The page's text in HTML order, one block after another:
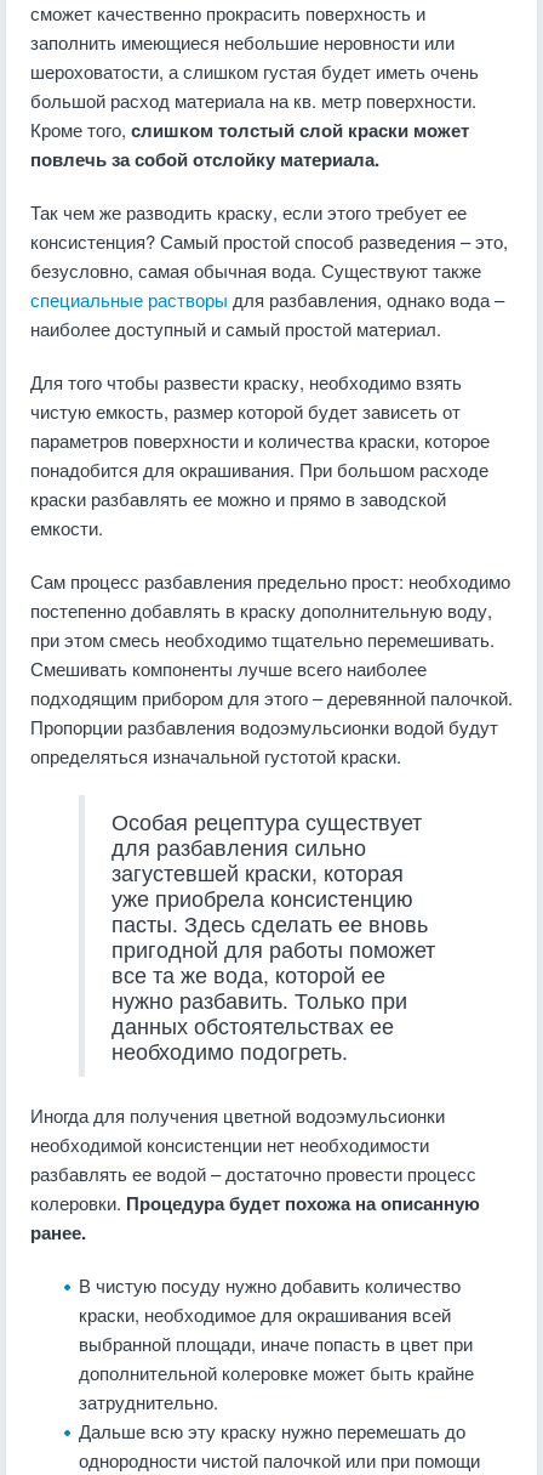
сможет качественно прокрасить поверхность и
заполнить имеющиеся небольшие неровности или
шероховатости, а слишком густая будет иметь очень
большой расход материала на кв. метр поверхности.
Кроме того, слишком толстый слой краски может
повлечь за собой отслойку материала.
Так чем же разводить краску, если этого требует ее
консистенция? Самый простой способ разведения – это,
безусловно, самая обычная вода. Существуют также
специальные растворы для разбавления, однако вода –
наиболее доступный и самый простой материал.
Для того чтобы развести краску, необходимо взять
чистую емкость, размер которой будет зависеть от
параметров поверхности и количества краски, которое
понадобится для окрашивания. При большом расходе
краски разбавлять ее можно и прямо в заводской
емкости.
Сам процесс разбавления предельно прост: необходимо
постепенно добавлять в краску дополнительную воду,
при этом смесь необходимо тщательно перемешивать.
Смешивать компоненты лучше всего наиболее
подходящим прибором для этого – деревянной палочкой.
Пропорции разбавления водоэмульсионки водой будут
определяться изначальной густотой краски.
Особая рецептура существует
для разбавления сильно
загустевшей краски, которая
уже приобрела консистенцию
пасты. Здесь сделать ее вновь
пригодной для работы поможет
все та же вода, которой ее
нужно разбавить. Только при
данных обстоятельствах ее
необходимо подогреть.
Иногда для получения цветной водоэмульсионки
необходимой консистенции нет необходимости
разбавлять ее водой – достаточно провести процесс
колеровки. Процедура будет похожа на описанную
ранее.
В чистую посуду нужно добавить количество
краски, необходимое для окрашивания всей
выбранной площади, иначе попасть в цвет при
дополнительной колеровке может быть крайне
затруднительно.
Дальше всю эту краску нужно перемешать до
однородности чистой палочкой или при помощи